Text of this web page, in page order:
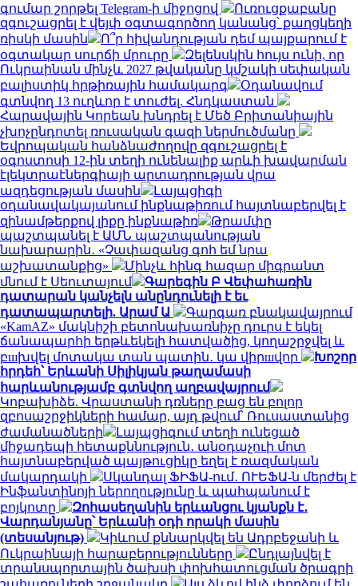
գումար շորթել Telegram-ի միջոցով
Ուռուցքաբանը
զգուշացրել է վեյփ օգտագործող կանանց՝ քաղցկեղի
ռիսկի մասին
Ո՞ր հիվանդության դեմ պայքարում է
օգտակար սուրճի մրուրը
Զելենսկին հույս ունի, որ
Ուկրաինան մինչև 2027 թվականը կմշակի սեփական
բալիստիկ հրթիռային համակարգ
Օդանավում
գտնվող 13 ուղևոր է տուժել. Հնդկաստան
Հարավային Կորեան խնդրել է Մեծ Բրիտանիային
չխոչընդոտել ռուսական գազի ներմուծմանը
Եվրոպական հանձնաժողովը զգուշացրել է
օգոստոսի 12-ին տեղի ունենալիք արևի խավարման
էլեկտրաէներգիայի արտադրության վրա
ազդեցության մասին
Լայպցիգի
օդանավակայանում ինքնաթիռում հայտնաբերվել է
զինամթերքով լիքը ինքնաթիռ
Թրամփը
պաշտպանել է ԱՄՆ պաշտպանության
նախարարին․ «Չափազանց գոհ եմ նրա
աշխատանքից»
Մինչև հինգ հազար միգրանտ
մնում է Սեուտայում
Գարեգին Բ Վեփահառին
դատարան կանչելն անընդունելի է եւ
դատապարտելի. Արամ Ա
Գարգառ բնակավայրում
«KamAZ» մակնիշի բետոնախառնիչը դուրս է եկել
ճանապարհի երթևեկելի հատվածից, կողաշրջվել և
բшխվել մոտակա տան պատին․ կա վիրшվոր
Խոշոր
հրդեհ՝ Երևանի Սիլիկյան թաղամասի
հարևանությամբ գտնվող աղբավայրում
Կոբախիձե. Վրաստանի դռները բաց են բոլոր
զբոսաշրջիկների համար, այդ թվում՝ Ռուսաստանից
ժամանածների
Լայպցիգում տեղի ունեցած
միջադեպի հետաքննություն․ անօդաչուի մոտ
հայտնաբերված պայթուցիկը եղել է ռազմական
մակարդակի
Սկանդալ ՖԻՖԱ-ում․ ՈՒԵՖԱ-ն մերժել է
Ինֆանտինոյի ներողությունը և պահպանում է
բոյկոտը
Զոհասեղանին երևանցու կյանքն է․
Վարդանյանը՝ Երևանի օդի որակի մասին
(տեսանյութ)
Կիևում քննարկվել են Ադրբեջանի և
Ուկրաինայի հարաբերությունները
Ընդլայնվել է
տրանսպորտային ծախսի փոխհատուցման ծրագրի